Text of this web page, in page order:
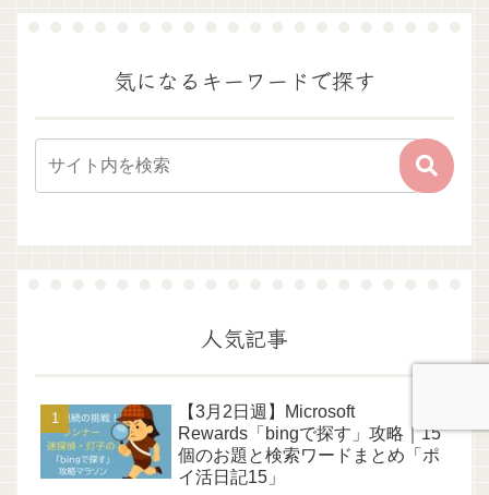
気になるキーワードで探す
人気記事
【3月2日週】Microsoft
Rewards「bingで探す」攻略｜15
個のお題と検索ワードまとめ「ポ
イ活日記15」